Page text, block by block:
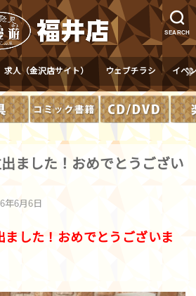
SEARCH
求人（金沢店サイト） ウェブチラシ イベ
ました！おめでとうござい
年6月6日
ました！おめでとうございま